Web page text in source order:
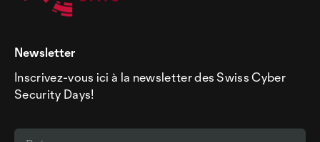
Newsletter
Inscrivez-vous ici à la newsletter des Swiss Cyber
Security Days!